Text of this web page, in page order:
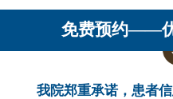
免费预约——
我院郑重承诺，患者